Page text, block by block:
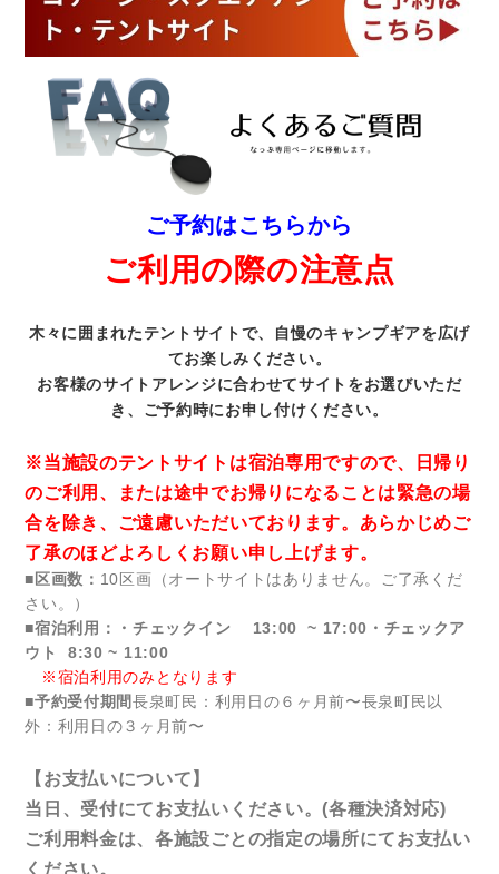
ご予約はこちらから
ご利用の際の注意点
木々に囲まれたテントサイトで、自慢のキャンプギアを広げ
てお楽しみください。
お客様のサイトアレンジに合わせてサイトをお選びいただ
き、ご予約時にお申し付けください。
※当施設のテントサイトは宿泊専用ですので、
日帰り
のご利用、または途中でお帰りになることは緊急の場
合を除き、 ご遠慮いただいております。 あらかじめご
了承のほどよろしくお願い申し上げます。
■区画数： 10区画（オートサイトはありません。ご了承くだ
さい。）
■宿泊利用：
・チェックイン 13:00 ~ 17:00 ・チェックア
ウト 8:30 ~ 11:00
※宿泊利用のみとなります
■予約受付期間長泉町民：利用日の６ヶ月前〜長泉町民以
外：利用日の３ヶ月前〜
【お支払いについて】
当日、受付にてお支払いください。(各種決済対応)
ご利用料金は、各施設ごとの指定の場所にてお支払い
ください。